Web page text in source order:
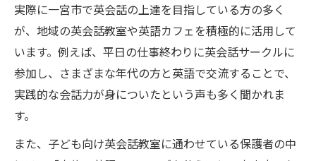
実際に一宮市で英会話の上達を目指している方の多く
が、地域の英会話教室や英語カフェを積極的に活用して
います。例えば、平日の仕事終わりに英会話サークルに
参加し、さまざまな年代の方と英語で交流することで、
実践的な会話力が身についたという声も多く聞かれま
す。
また、子ども向け英会話教室に通わせている保護者の中